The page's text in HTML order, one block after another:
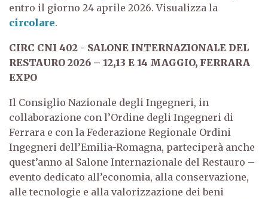
entro il giorno 24 aprile 2026. Visualizza la
circolare.
CIRC CNI 402 - SALONE INTERNAZIONALE DEL
RESTAURO 2026 – 12,13 E 14 MAGGIO, FERRARA
EXPO
Il Consiglio Nazionale degli Ingegneri, in
collaborazione con l’Ordine degli Ingegneri di
Ferrara e con la Federazione Regionale Ordini
Ingegneri dell’Emilia-Romagna, parteciperà anche
quest’anno al Salone Internazionale del Restauro –
evento dedicato all’economia, alla conservazione,
alle tecnologie e alla valorizzazione dei beni